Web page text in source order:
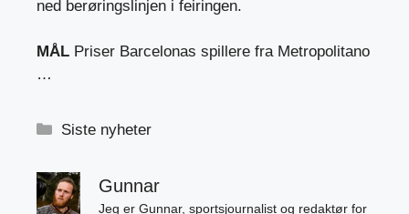
ned berøringslinjen i feiringen.
MÅL Priser Barcelonas spillere fra Metropolitano
…
Kategorier
Siste nyheter
Gunnar
Jeg er Gunnar, sportsjournalist og redaktør for